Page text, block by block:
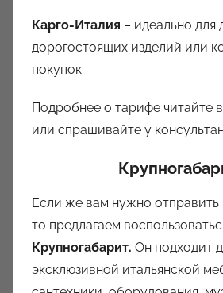
Карго-Италия – идеально для
дорогостоящих изделий или
покупок.
Подробнее о тарифе читайте
или спрашивайте у
Если же вам нужно отправить
то предлагаем
Крупногабарит. Он подходит
эксклюзивной итальянской